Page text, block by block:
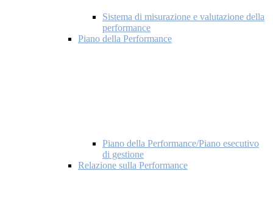
Sistema di misurazione e valutazione della
performance
Piano della Performance
Piano della Performance/Piano esecutivo
di gestione
Relazione sulla Performance